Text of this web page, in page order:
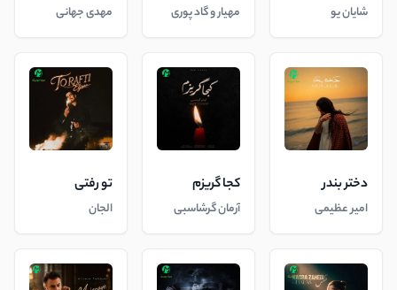
شایان یو مهیار و گاد پوری مهدی جهانی
دختر بندر
امیر عظیمی
کجا گریزم
آرمان گرشاسبی
تو رفتی
الجان